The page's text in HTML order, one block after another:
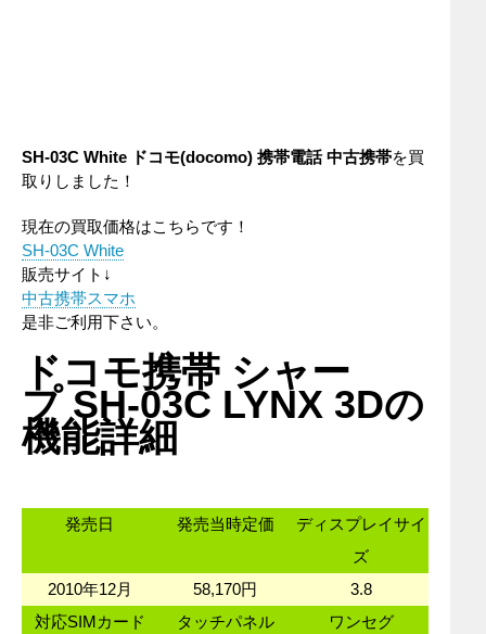
SH-03C White ドコモ(docomo) 携帯電話 中古携帯を買
取りしました！
現在の買取価格はこちらです！
SH-03C White
販売サイト↓
中古携帯スマホ
是非ご利用下さい。
ドコモ携帯 シャー
プ SH-03C LYNX 3Dの
機能詳細
発売日 発売当時定価
ディスプレイサイ
ズ
2010年12月
58,170円
3.8
対応SIMカード
タッチパネル
ワンセグ